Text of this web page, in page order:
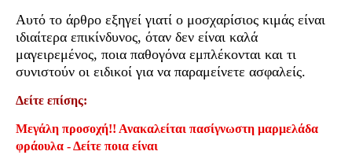
Αυτό το άρθρο εξηγεί γιατί ο μοσχαρίσιος κιμάς είναι
ιδιαίτερα επικίνδυνος, όταν δεν είναι καλά
μαγειρεμένος, ποια παθογόνα εμπλέκονται και τι
συνιστούν οι ειδικοί για να παραμείνετε ασφαλείς.
Δείτε επίσης:
Μεγάλη προσοχή!! Ανακαλείται πασίγνωστη μαρμελάδα
φράουλα - Δείτε ποια είναι